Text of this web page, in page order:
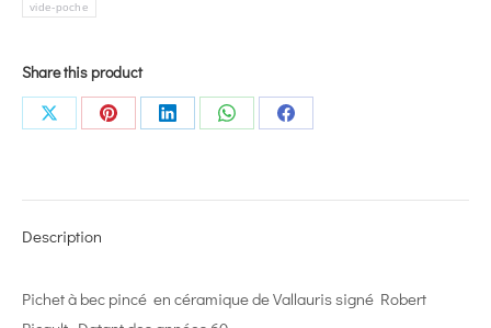
vide-poche
Share this product
Share
Share
Share
Share
Share
Description
Pichet à bec pincé en céramique de Vallauris signé Robert